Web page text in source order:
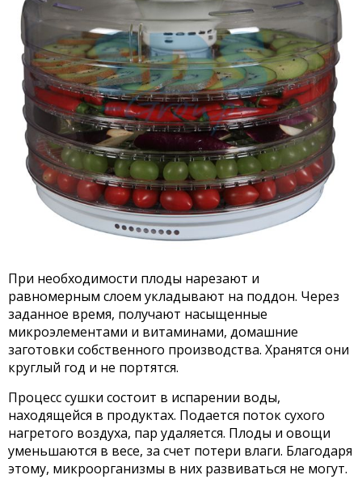
При необходимости плоды нарезают и
равномерным слоем укладывают на поддон. Через
заданное время, получают насыщенные
микроэлементами и витаминами, домашние
заготовки собственного производства. Хранятся они
круглый год и не портятся.
Процесс сушки состоит в испарении воды,
находящейся в продуктах. Подается поток сухого
нагретого воздуха, пар удаляется. Плоды и овощи
уменьшаются в весе, за счет потери влаги. Благодаря
этому, микроорганизмы в них развиваться не могут.